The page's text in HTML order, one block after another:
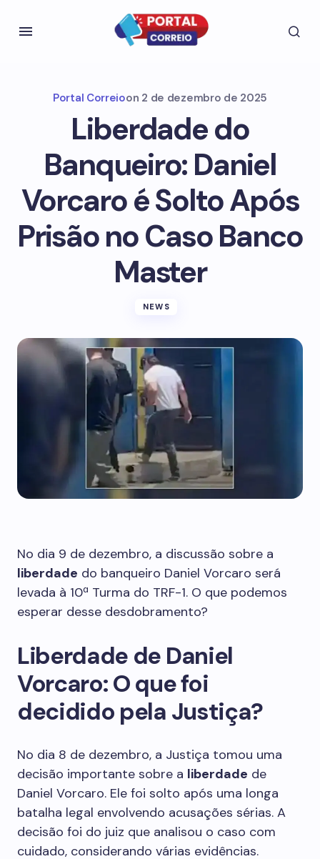
Portal Correioon 2 de dezembro de 2025
Liberdade do
Banqueiro: Daniel
Vorcaro é Solto Após
Prisão no Caso Banco
Master
NEWS
No dia 9 de dezembro, a discussão sobre a
liberdade do banqueiro Daniel Vorcaro será
levada à 10ª Turma do TRF-1. O que podemos
esperar desse desdobramento?
Liberdade de Daniel
Vorcaro: O que foi
decidido pela Justiça?
No dia 8 de dezembro, a Justiça tomou uma
decisão importante sobre a liberdade de
Daniel Vorcaro. Ele foi solto após uma longa
batalha legal envolvendo acusações sérias. A
decisão foi do juiz que analisou o caso com
cuidado, considerando várias evidências.